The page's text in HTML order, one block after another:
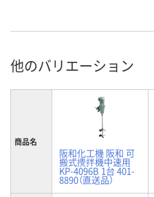
他のバリエーション
商品名
阪和化工機 阪和 可
搬式攪拌機中速用
KP-4096B 1台 401-
8890（直送品）